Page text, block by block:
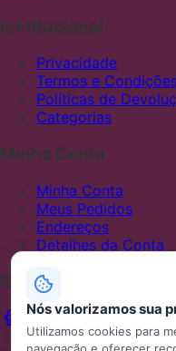
Institucional
Privacidade
Termos e
Políticas de
Categorias
Minha Conta
Minha Conta
Meus Pedidos
Endereços
Detalhes da Conta
Redes Sociais
Nós valorizamos sua
Utilizamos cookies para